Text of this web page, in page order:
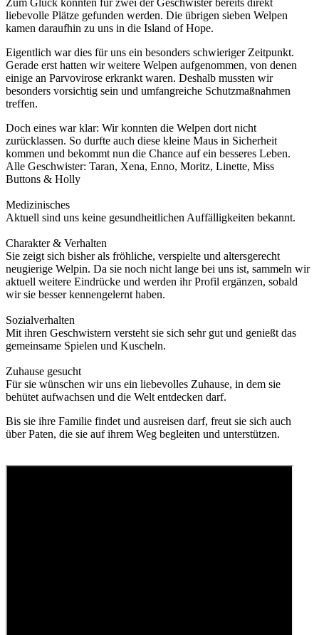
liebevolle Plätze gefunden werden. Die übrigen sieben Welpen
kamen daraufhin zu uns in die Island of Hope.
Eigentlich war dies für uns ein besonders schwieriger Zeitpunkt.
Gerade erst hatten wir weitere Welpen aufgenommen, von denen
einige an Parvovirose erkrankt waren. Deshalb mussten wir
besonders vorsichtig sein und umfangreiche Schutzmaßnahmen
treffen.
Doch eines war klar: Wir konnten die Welpen dort nicht
zurücklassen. So durfte auch diese kleine Maus in Sicherheit
kommen und bekommt nun die Chance auf ein besseres Leben.
Alle Geschwister: Taran, Xena, Enno, Moritz, Linette, Miss
Buttons & Holly
Medizinisches
Aktuell sind uns keine gesundheitlichen Auffälligkeiten bekannt.
Charakter & Verhalten
Sie zeigt sich bisher als fröhliche, verspielte und altersgerecht
neugierige Welpin. Da sie noch nicht lange bei uns ist, sammeln wir
aktuell weitere Eindrücke und werden ihr Profil ergänzen, sobald
wir sie besser kennengelernt haben.
Sozialverhalten
Mit ihren Geschwistern versteht sie sich sehr gut und genießt das
gemeinsame Spielen und Kuscheln.
Zuhause gesucht
Für sie wünschen wir uns ein liebevolles Zuhause, in dem sie
behütet aufwachsen und die Welt entdecken darf.
Bis sie ihre Familie findet und ausreisen darf, freut sie sich auch
über Paten, die sie auf ihrem Weg begleiten und unterstützen.